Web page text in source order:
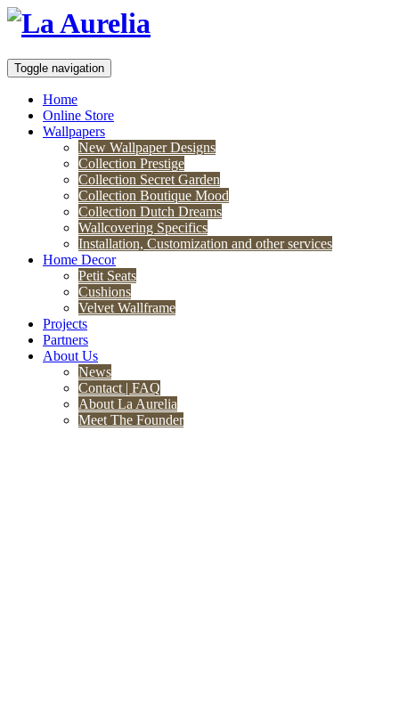
Toggle navigation
Home
Online Store
Wallpapers
New Wallpaper Designs
Collection Prestige
Collection Secret Garden
Collection Boutique Mood
Collection Dutch Dreams
Wallcovering Specifics
Installation, Customization and other services
Home Decor
Petit Seats
Cushions
Velvet Wallframe
Projects
Partners
About Us
News
Contact | FAQ
About La Aurelia
Meet The Founder